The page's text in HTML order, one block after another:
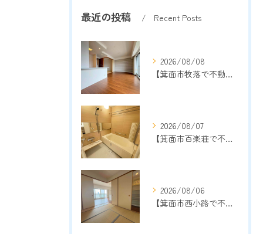
最近の投稿 Recent Posts
2026/08/08
【箕面市牧落で不動産売却をご検討中の方へ】地域密着13年以上の売却専門店が成功のポイントを解説
2026/08/07
【箕面市百楽荘で不動産売却をご検討中の方へ】地域密着13年以上の売却専門店が成功のポイントを解説
2026/08/06
【箕面市西小路で不動産売却をご検討中の方へ】地域密着13年以上の売却専門店が成功のポイントを解説